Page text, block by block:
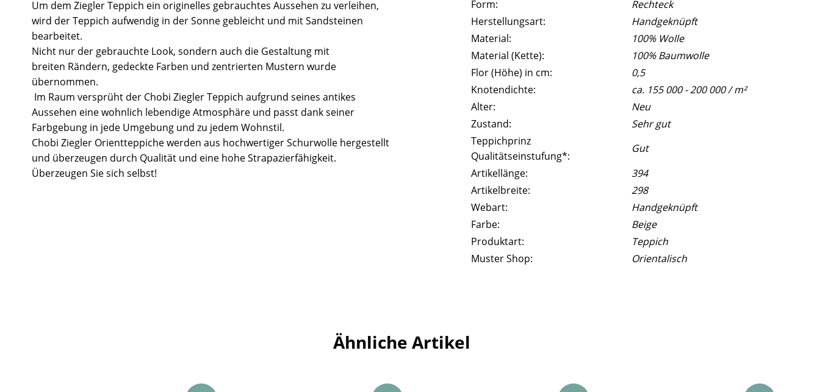
Um dem Ziegler Teppich ein originelles gebrauchtes Aussehen zu verleihen,
wird der Teppich aufwendig in der Sonne gebleicht und mit Sandsteinen
bearbeitet.
Nicht nur der gebrauchte Look, sondern auch die Gestaltung mit
breiten Rändern, gedeckte Farben und zentrierten Mustern wurde
übernommen.
Im Raum versprüht der Chobi Ziegler Teppich aufgrund seines antikes
Aussehen eine wohnlich lebendige Atmosphäre und passt dank seiner
Farbgebung in jede Umgebung und zu jedem Wohnstil.
Chobi Ziegler Orientteppiche werden aus hochwertiger Schurwolle hergestellt
und überzeugen durch Qualität und eine hohe Strapazierfähigkeit.
Überzeugen Sie sich selbst!
Form:
Rechteck
Herstellungsart:
Handgeknüpft
Material:
100% Wolle
Material (Kette):
100% Baumwolle
Flor (Höhe) in cm:
0,5
Knotendichte:
ca. 155 000 - 200 000 / m²
Alter:
Neu
Zustand:
Sehr gut
Teppichprinz
Qualitätseinstufung*:
Gut
Artikellänge:
394
Artikelbreite:
298
Webart:
Handgeknüpft
Farbe:
Beige
Produktart:
Teppich
Muster Shop:
Orientalisch
Ähnliche Artikel